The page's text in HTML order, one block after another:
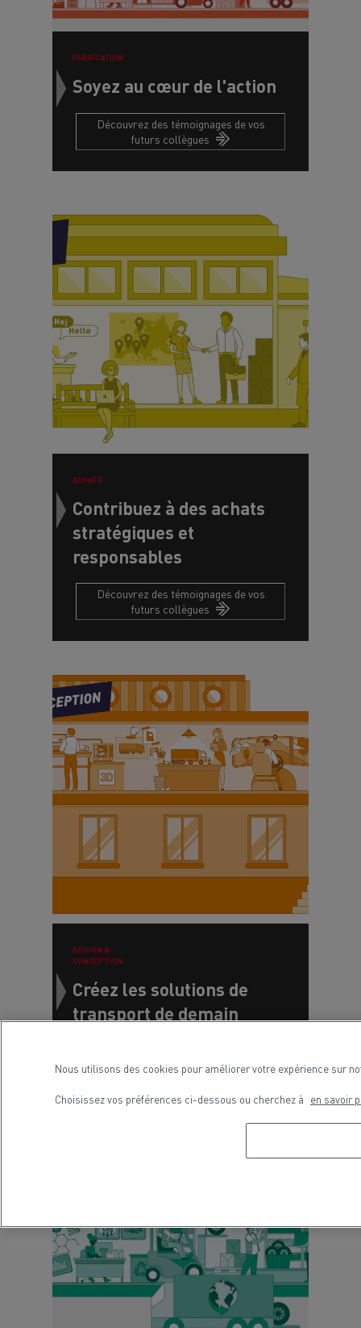
FABRICATION
Soyez au cœur de l'action
Découvrez des témoignages de vos
futurs collègues
ACHATS
Contribuez à des achats
stratégiques et
responsables
Découvrez des témoignages de vos
futurs collègues
DESIGN &
CONCEPTION
Créez les solutions de
transport de demain
futurs collègues
Nous utilisons des cookies pour améliorer votre expérience sur
Choisissez vos préférences ci-dessous ou cherchez à en savoir